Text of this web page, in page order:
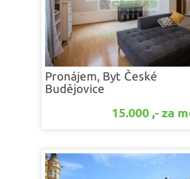
Pronájem, Byt České
Budějovice
15.000 ,- za